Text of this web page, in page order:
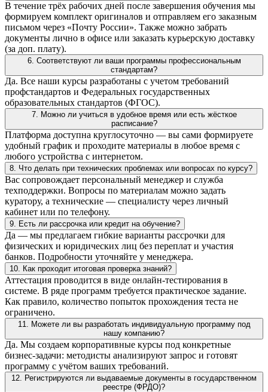
В течение трёх рабочих дней после завершения обучения мы
формируем комплект оригиналов и отправляем его заказным
письмом через «Почту России». Также можно забрать
документы лично в офисе или заказать курьерскую доставку
(за доп. плату).
6. Соответствуют ли ваши программы профессиональным
стандартам?
Да. Все наши курсы разработаны с учетом требований
профстандартов и Федеральных государственных
образовательных стандартов (ФГОС).
7. Можно ли учиться в удобное время или есть жёсткое
расписание?
Платформа доступна круглосуточно — вы сами формируете
удобный график и проходите материалы в любое время с
любого устройства с интернетом.
8. Что делать при технических проблемах или вопросах по курсу?
Вас сопровождает персональный менеджер и служба
техподдержки. Вопросы по материалам можно задать
куратору, а технические — специалисту через личный
кабинет или по телефону.
9. Есть ли рассрочка или кредит на обучение?
Да — мы предлагаем гибкие варианты рассрочки для
физических и юридических лиц без переплат и участия
банков. Подробности уточняйте у менеджера.
10. Как проходит итоговая проверка знаний?
Аттестация проводится в виде онлайн-тестирования в
системе. В ряде программ требуется практическое задание.
Как правило, количество попыток прохождения теста не
ограничено.
11. Можете ли вы разработать индивидуальную программу под
нашу компанию?
Да. Мы создаем корпоративные курсы под конкретные
бизнес-задачи: методисты анализируют запрос и готовят
программу с учётом ваших требований.
12. Регистрируются ли выдаваемые документы в государственном
реестре (ФРДО)?